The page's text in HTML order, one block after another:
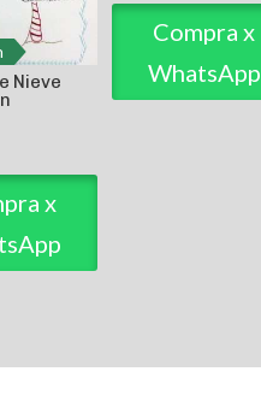
Nieve
x
Compra x
WhatsApp